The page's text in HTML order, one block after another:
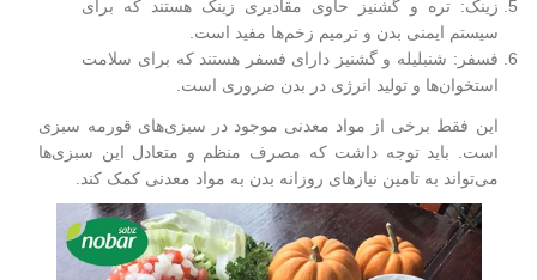
زینک: تره و گشنیز حاوی مقادیری زینک هستند که برای
سیستم ایمنی بدن و ترمیم زخم‌ها مفید است.
فسفر: شنبلیله و گشنیز دارای فسفر هستند که برای سلامت
استخوان‌ها و تولید انرژی در بدن ضروری است.
این فقط برخی از مواد معدنی موجود در سبزی‌های قورمه سبزی
است. باید توجه داشت که مصرف منظم و متعادل این سبزی‌ها
می‌تواند به تامین نیازهای روزانه بدن به مواد معدنی کمک کند.